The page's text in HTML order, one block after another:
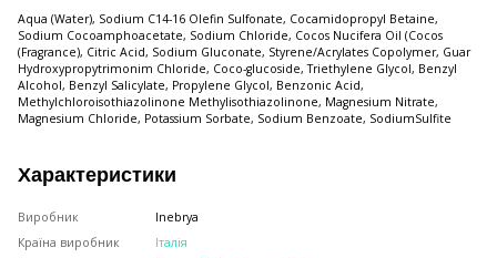
Aqua (Water), Sodium C14-16 Olefin Sulfonate, Cocamidopropyl Betaine,
Sodium Cocoamphoacetate, Sodium Chloride, Cocos Nucifera Oil (Cocos
(Fragrance), Citric Acid, Sodium Gluconate, Styrene/Acrylates Copolymer, Guar
Hydroxypropytrimonim Chloride, Coco-glucoside, Triethylene Glycol, Benzyl
Alcohol, Benzyl Salicylate, Propylene Glycol, Benzonic Acid,
Methylchloroisothiazolinone Methylisothiazolinone, Magnesium Nitrate,
Magnesium Chloride, Potassium Sorbate, Sodium Benzoate, SodiumSulfite
Характеристики
Виробник
Inebrya
Країна виробник
Італія